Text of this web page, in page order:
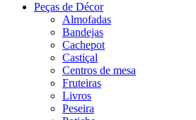
Peças de Décor
Almofadas
Bandejas
Cachepot
Castiçal
Centros de mesa
Fruteiras
Livros
Peseira